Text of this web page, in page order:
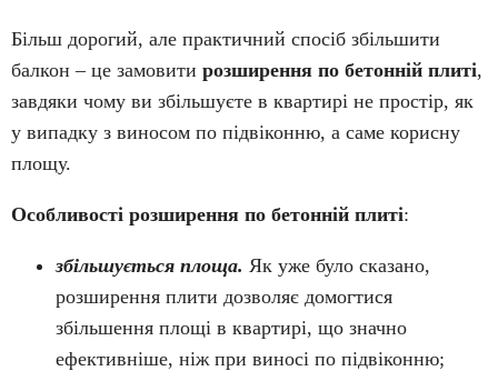
Більш дорогий, але практичний спосіб збільшити
балкон – це замовити розширення по бетонній плиті,
завдяки чому ви збільшуєте в квартирі не простір, як
у випадку з виносом по підвіконню, а саме корисну
площу.
Особливості розширення по бетонній плиті:
збільшується площа. Як уже було сказано,
розширення плити дозволяє домогтися
збільшення площі в квартирі, що значно
ефективніше, ніж при виносі по підвіконню;